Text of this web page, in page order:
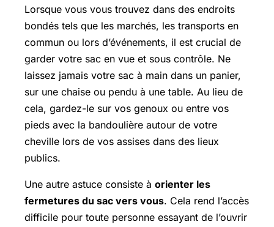
Lorsque vous vous trouvez dans des endroits
bondés tels que les marchés, les transports en
commun ou lors d’événements, il est crucial de
garder votre sac en vue et sous contrôle. Ne
laissez jamais votre sac à main dans un panier,
sur une chaise ou pendu à une table. Au lieu de
cela, gardez-le sur vos genoux ou entre vos
pieds avec la bandoulière autour de votre
cheville lors de vos assises dans des lieux
publics.
Une autre astuce consiste à orienter les
fermetures du sac vers vous. Cela rend l’accès
difficile pour toute personne essayant de l’ouvrir